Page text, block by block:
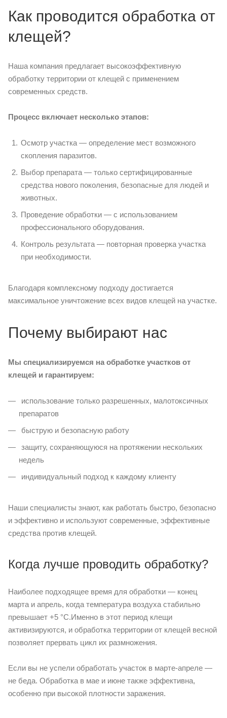
Как проводится обработка от
клещей?
Наша компания предлагает высокоэффективную
обработку территории от клещей с применением
современных средств.
Процесс включает несколько этапов:
Осмотр участка — определение мест возможного
скопления паразитов.
Выбор препарата — только сертифицированные
средства нового поколения, безопасные для людей и
животных.
Проведение обработки — с использованием
профессионального оборудования.
Контроль результата — повторная проверка участка
при необходимости.
Благодаря комплексному подходу достигается
максимальное уничтожение всех видов клещей на участке.
Почему выбирают нас
Мы специализируемся на обработке участков от
клещей и гарантируем:
использование только разрешенных, малотоксичных
препаратов
быструю и безопасную работу
защиту, сохраняющуюся на протяжении нескольких
недель
индивидуальный подход к каждому клиенту
Наши специалисты знают, как работать быстро, безопасно
и эффективно и используют современные, эффективные
средства против клещей.
Когда лучше проводить обработку?
Наиболее подходящее время для обработки — конец
марта и апрель, когда температура воздуха стабильно
превышает +5 °C.Именно в этот период клещи
активизируются, и обработка территории от клещей весной
позволяет прервать цикл их размножения.
Если вы не успели обработать участок в марте-апреле —
не беда. Обработка в мае и июне также эффективна,
особенно при высокой плотности заражения.